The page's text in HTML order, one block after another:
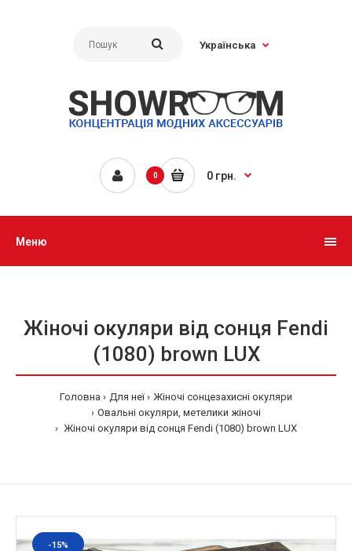
Українська
0 0 грн.
Меню
Жіночі окуляри від сонця Fendi
(1080) brown LUX
Головна Для неї
Жіночі сонцезахисні окуляри
Овальні окуляри, метелики жіночі
Жіночі окуляри від сонця Fendi (1080) brown LUX
-15%